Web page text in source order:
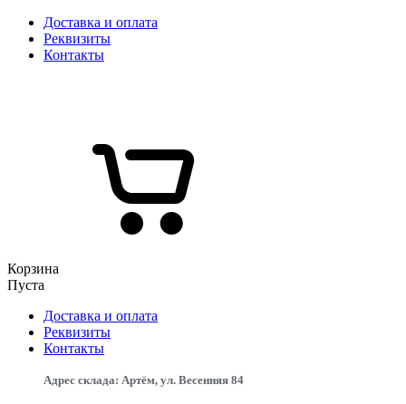
Доставка и оплата
Реквизиты
Контакты
Корзина
Пуста
Доставка и оплата
Реквизиты
Контакты
Адрес склада: Артём, ул. Весенняя 84